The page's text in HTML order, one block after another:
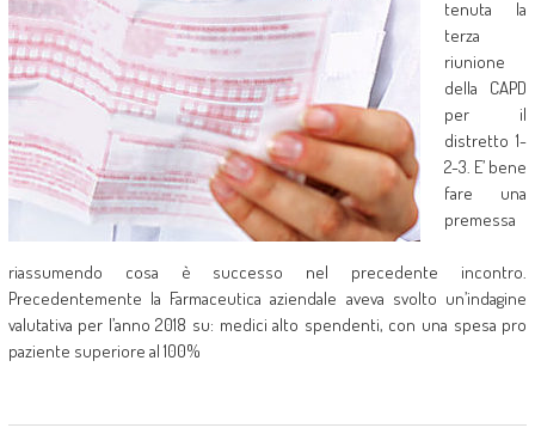
tenuta la
terza
riunione
della CAPD
per il
distretto 1-
2-3. E’ bene
fare una
premessa
riassumendo cosa è successo nel precedente incontro.
Precedentemente la Farmaceutica aziendale aveva svolto un’indagine
valutativa per l’anno 2018 su: medici alto spendenti, con una spesa pro
paziente superiore al 100%